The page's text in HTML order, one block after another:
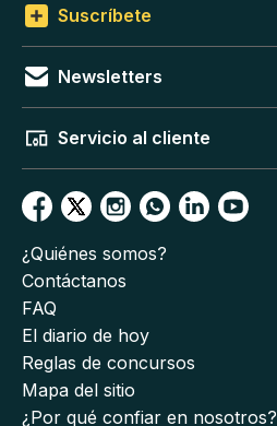
Suscríbete
Newsletters
Servicio al cliente
¿Quiénes somos?
Contáctanos
FAQ
El diario de hoy
Reglas de concursos
Mapa del sitio
¿Por qué confiar en nosotros?